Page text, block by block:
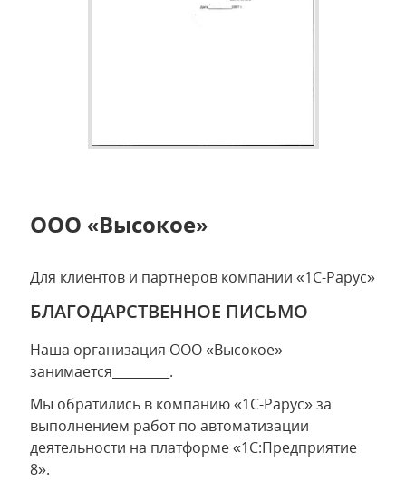
ООО «Высокое»
Для клиентов и партнеров компании «1С-Рарус»
БЛАГОДАРСТВЕННОЕ ПИСЬМО
Наша организация ООО «Высокое»
занимается_________.
Мы обратились в компанию «1С-Рарус» за
выполнением работ по автоматизации
деятельности на платформе «1С:Предприятие
8».